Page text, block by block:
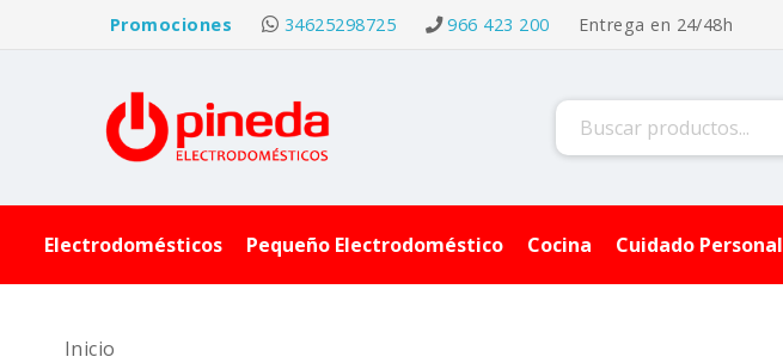
Promociones 34625298725 966 423 200 Entrega en 24/48h
Electrodomésticos Pequeño Electrodoméstico Cocina Cuidado Personal
Inicio